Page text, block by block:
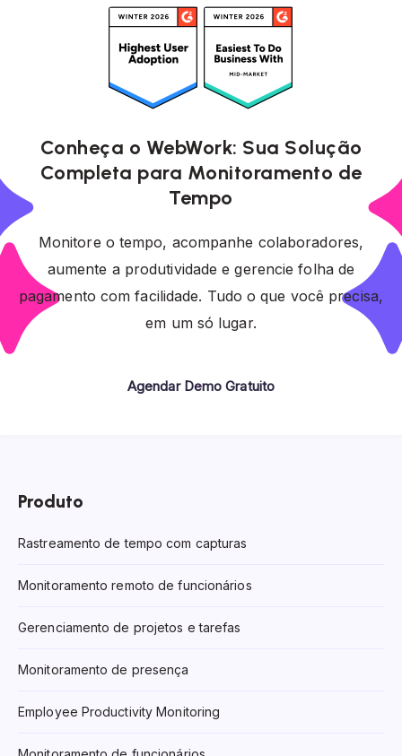
Conheça o WebWork: Sua Solução
Completa para Monitoramento de
Tempo
Monitore o tempo, acompanhe colaboradores,
aumente a produtividade e gerencie folha de
pagamento com facilidade. Tudo o que você precisa,
em um só lugar.
Agendar Demo Gratuito
Produto
Rastreamento de tempo com capturas
Monitoramento remoto de funcionários
Gerenciamento de projetos e tarefas
Monitoramento de presença
Employee Productivity Monitoring